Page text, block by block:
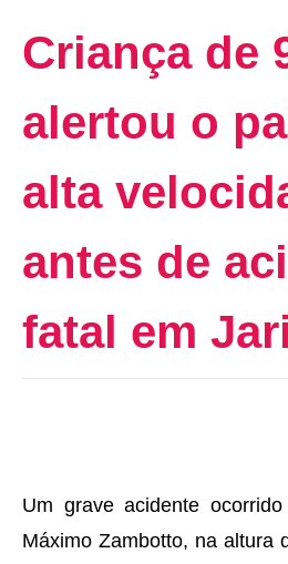
Criança de
alertou o
alta
antes de
fatal em
Um grave acidente
Máximo Zambotto, na altura